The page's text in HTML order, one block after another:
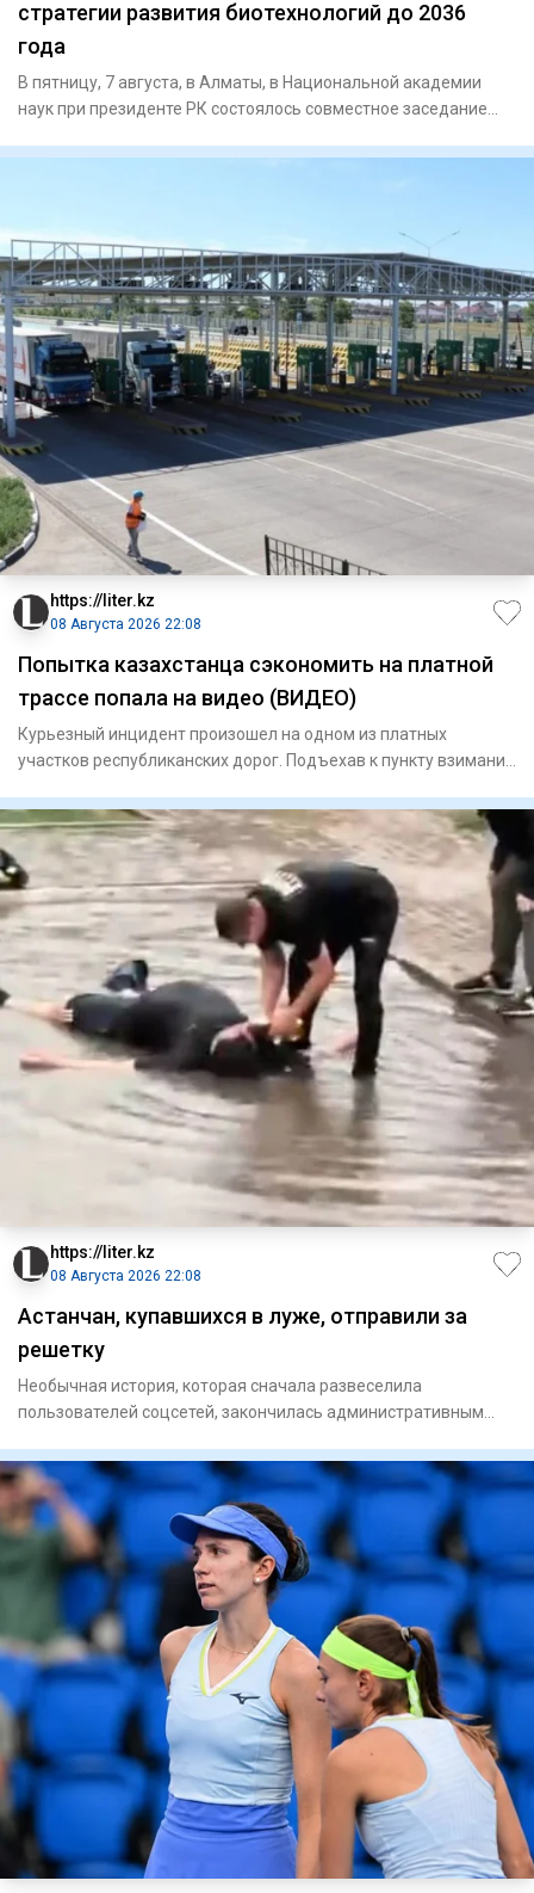
стратегии развития биотехнологий до 2036
года
В пятницу, 7 августа, в Алматы, в Национальной академии
наук при президенте РК состоялось совместное заседание
https://liter.kz
08 Августа 2026 22:08
Попытка казахстанца сэкономить на платной
трассе попала на видео (ВИДЕО)
Курьезный инцидент произошел на одном из платных
участков республиканских дорог. Подъехав к пункту взимания
https://liter.kz
08 Августа 2026 22:08
Астанчан, купавшихся в луже, отправили за
решетку
Необычная история, которая сначала развеселила
пользователей соцсетей, закончилась административным